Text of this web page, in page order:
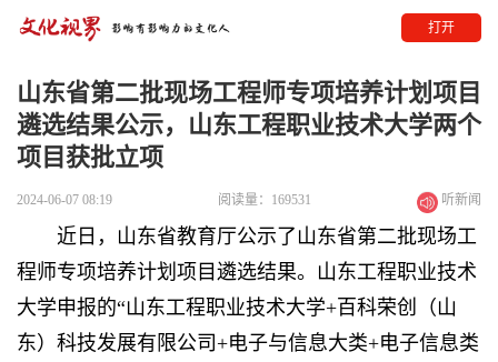
打开
山东省第二批现场工程师专项培养计划项目
遴选结果公示，山东工程职业技术大学两个
项目获批立项
2024-06-07 08:19 阅读量：169531 听新闻
近日，山东省教育厅公示了山东省第二批现场工
程师专项培养计划项目遴选结果。 山东工程职业技术
大学申报的“山东工程职业技术大学+百科荣创（山
东）科技发展有限公司+电子与信息大类+电子信息类